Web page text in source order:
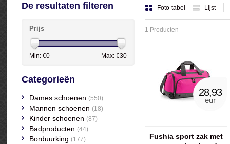
Foto-tabel Lijst
1 Producten
28,93
eur
Fushia sport zak met
De resultaten filteren
Prijs
Min: €0 Max: €30
Categorieën
Dames schoenen (550)
Mannen schoenen (18)
Kinder schoenen (87)
Badproducten (44)
Borduurking (177)